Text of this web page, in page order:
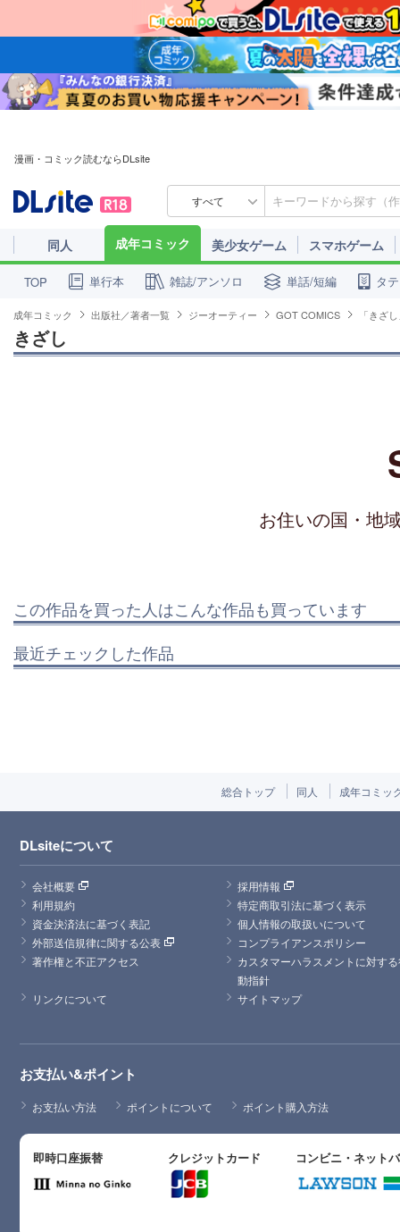
漫画・コミック読むならDLsite
すべて
同人 成年コミック 美少女ゲーム スマホゲーム
TOP 単行本 雑誌/アンソロ 単話/短編 タ
成年コミック 出版社／著者一覧 ジーオーティー GOT COMICS 「きざ
きざし
お住いの国・地
この作品を買った人はこんな作品も買っています
最近チェックした作品
総合トップ 同人 成年コミッ
DLsiteについて
会社概要
採用情報
利用規約
特定商取引法に基づく表示
資金決済法に基づく表記
個人情報の取扱いについて
外部送信規律に関する公表
コンプライアンスポリシー
著作権と不正アクセス
カスタマーハラスメントに対す
動指針
リンクについて
サイトマップ
お支払い&ポイント
お支払い方法 ポイントについて ポイント購入方法
即時口座振替 クレジットカード コンビニ・ネット